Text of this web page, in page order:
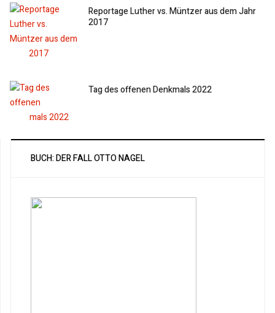
Reportage Luther vs. Müntzer aus dem Jahr
2017
Tag des offenen Denkmals 2022
BUCH: DER FALL OTTO NAGEL